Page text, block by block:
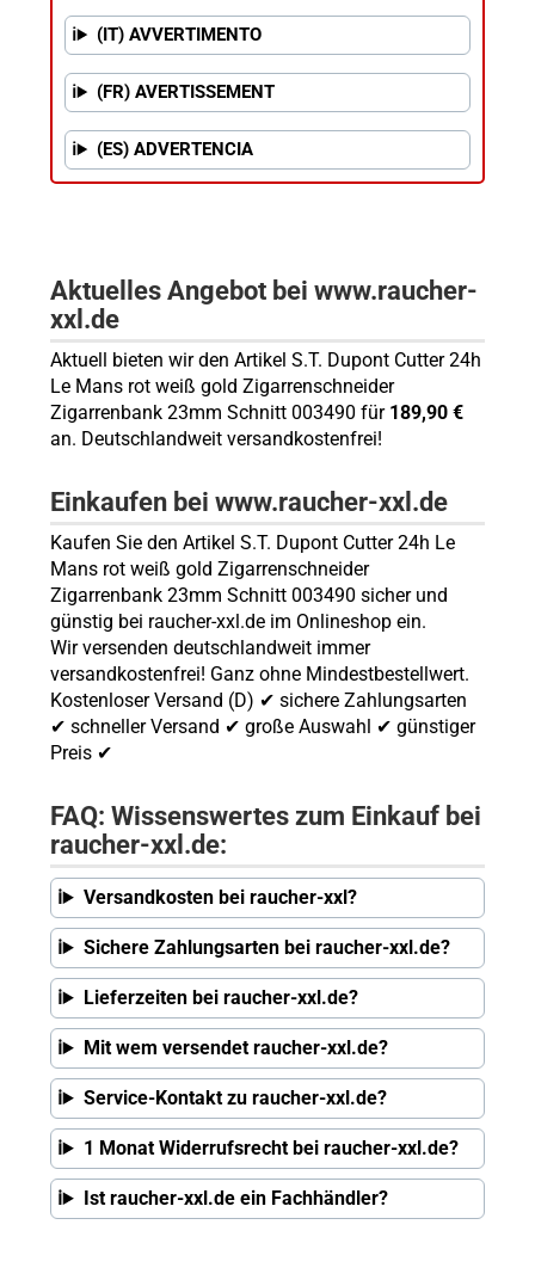
(IT) AVVERTIMENTO
(FR) AVERTISSEMENT
(ES) ADVERTENCIA
Aktuelles Angebot bei www.raucher-
xxl.de
Aktuell bieten wir den Artikel S.T. Dupont Cutter 24h
Le Mans rot weiß gold Zigarrenschneider
Zigarrenbank 23mm Schnitt 003490 für 189,90 €
an. Deutschlandweit versandkostenfrei!
Einkaufen bei www.raucher-xxl.de
Kaufen Sie den Artikel S.T. Dupont Cutter 24h Le
Mans rot weiß gold Zigarrenschneider
Zigarrenbank 23mm Schnitt 003490 sicher und
günstig bei raucher-xxl.de im Onlineshop ein.
Wir versenden deutschlandweit immer
versandkostenfrei! Ganz ohne Mindestbestellwert.
Kostenloser Versand (D) ✔ sichere Zahlungsarten
✔ schneller Versand ✔ große Auswahl ✔ günstiger
Preis ✔
FAQ: Wissenswertes zum Einkauf bei
raucher-xxl.de:
Versandkosten bei raucher-xxl?
Sichere Zahlungsarten bei raucher-xxl.de?
Lieferzeiten bei raucher-xxl.de?
Mit wem versendet raucher-xxl.de?
Service-Kontakt zu raucher-xxl.de?
1 Monat Widerrufsrecht bei raucher-xxl.de?
Ist raucher-xxl.de ein Fachhändler?